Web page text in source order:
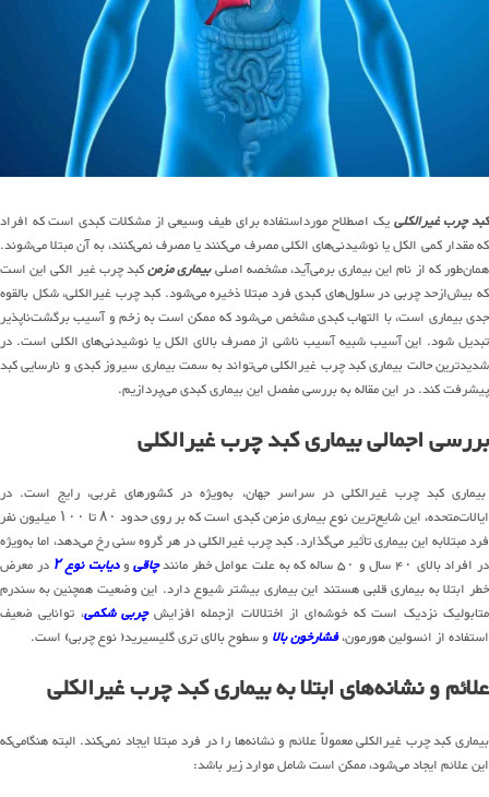
کبد چرب غیرالکلییک اصطلاح مورداستفاده برای طیف وسیعی از مشکلات کبدی است که افراد
که مقدار کمی الکل یا نوشیدنی‌های الکلی مصرف می‌کنند یا مصرف نمی‌کنند، به آن مبتلا می‌شوند.
همان‌طور که از نام این بیماری برمی‌آید، مشخصه اصلیبیماری مزمنکبد چرب غیر الکی این است
که بیش‌ازحد چربی در سلول‌های کبدی فرد مبتلا ذخیره می‌شود. کبد چرب غیرالکلی، شکل بالقوه
جدی بیماری است، با التهاب کبدی مشخص می‌شود که ممکن است به زخم و آسیب برگشت‌ناپذیر
تبدیل شود. این آسیب شبیه آسیب ناشی از مصرف بالای الکل یا نوشیدنی‌های الکلی است. در
شدیدترین حالت بیماری کبد چرب غیرالکلی می‌تواند به سمت بیماری سیروز کبدی و نارسایی کبد
پیشرفت کند. در این مقاله به بررسی مفصل این بیماری کبدی می‌پردازیم.
بررسی اجمالی بیماری کبد چرب غیرالکلی
بیماری کبد چرب غیرالکلی در سراسر جهان، به‌ویژه در کشورهای غربی، رایج است. در
ایالات‌متحده، این شایع‌ترین نوع بیماری مزمن کبدی است که بر روی حدود ۸۰ تا ۱۰۰ میلیون نفر
فرد مبتلابه این بیماری تأثیر می‌گذارد. کبد چرب غیرالکلی در هر گروه سنی رخ می‌دهد، اما به‌ویژه
در افراد بالای ۴۰ سال و ۵۰ ساله که به علت عوامل خطر مانند
چاقیودیابت نوع ۲ در معرض
خطر ابتلا به بیماری قلبی هستند این بیماری بیشتر شیوع دارد. این وضعیت همچنین به سندرم
متابولیک نزدیک است که خوشه‌ای از اختلالات ازجمله افزایشچربی شکمی، توانایی ضعیف
استفاده از انسولین هورمون،فشارخون بالا و سطوح بالای تری گلیسیرید( نوع چربی) است.
علائم و نشانه‌های ابتلا به بیماری کبد چرب غیرالکلی
بیماری کبد چرب غیرالکلی معمولاً علائم و نشانه‌ها را در فرد مبتلا ایجاد نمی‌کند. البته هنگامی‌که
این علائم ایجاد می‌شود، ممکن است شامل موارد زیر باشد: